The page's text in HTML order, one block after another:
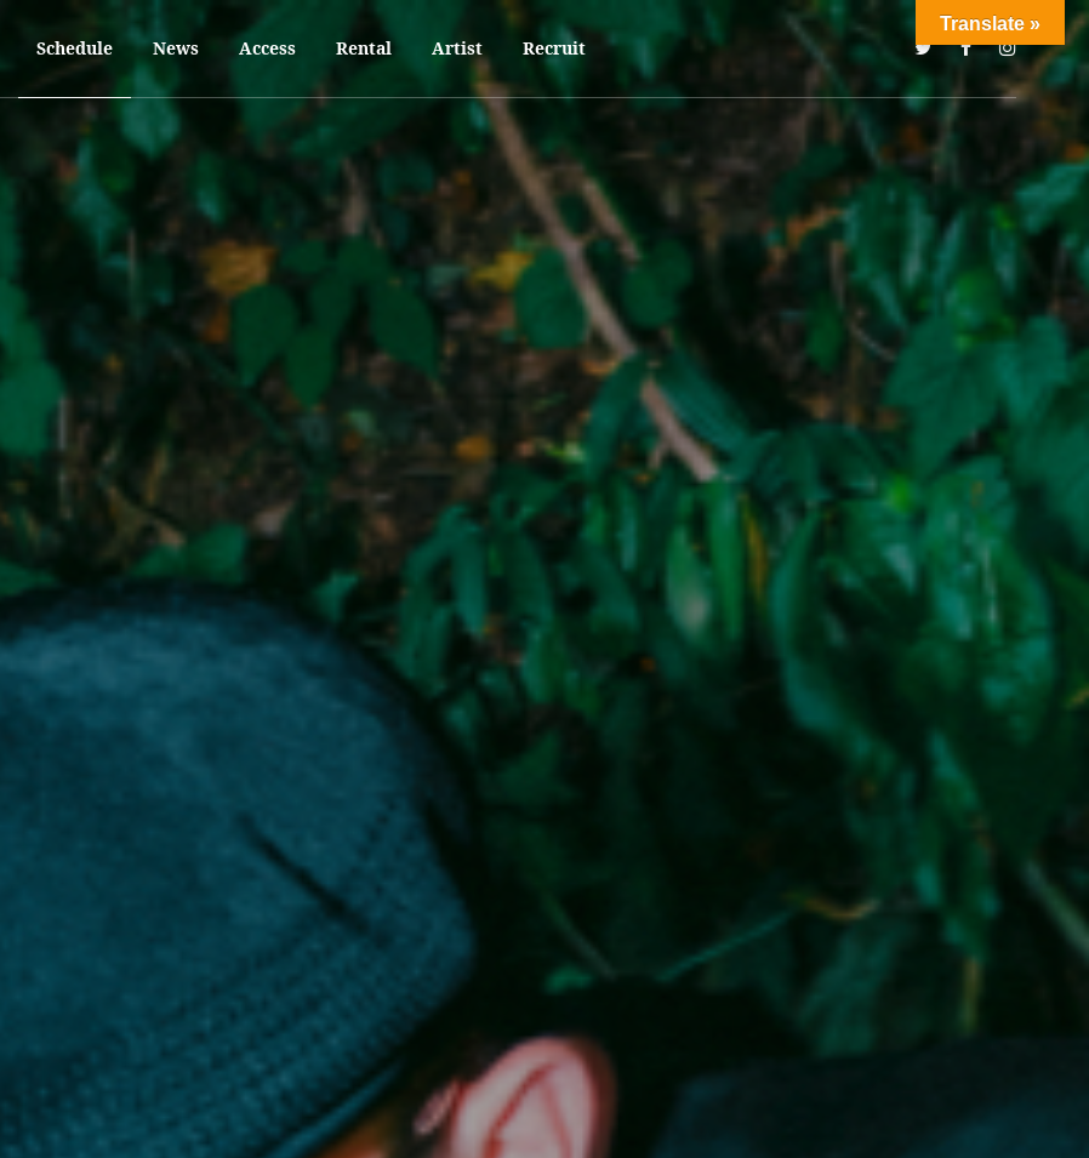
Schedule News Access Rental Artist Recruit
スオーバーさせるDJパーティ"RAGA"がENTERで初開催！
の敢行となる。
面で活躍するラインナップが、ダンスミュージックの名の下渋谷ENTERに集結。ジャンルの壁を越えてまだ見ぬグルーヴを紡いでゆくこ
布する。
Translate »